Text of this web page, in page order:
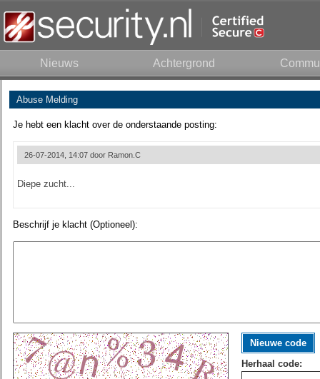
Nieuws Achtergrond
Abuse Melding
Je hebt een klacht over de onderstaande posting:
26-07-2014, 14:07 door Ramon.C
Diepe zucht...
Beschrijf je klacht (Optioneel):
Nieuwe code
Herhaal code: